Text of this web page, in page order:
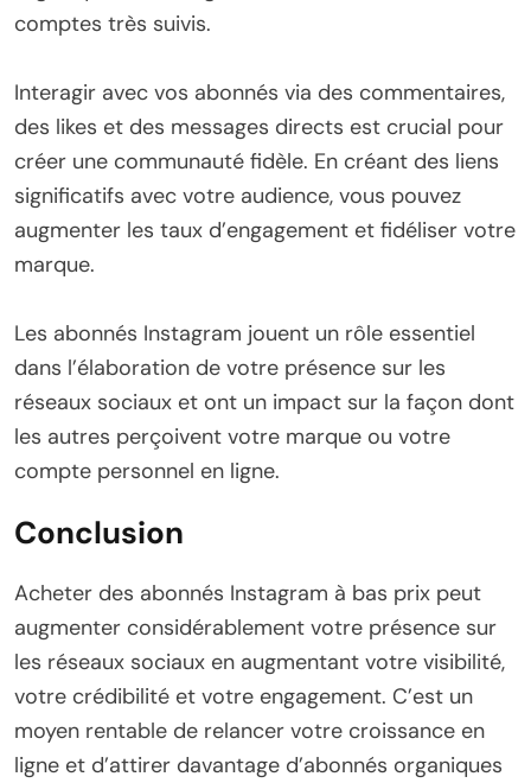
comptes très suivis.
Interagir avec vos abonnés via des commentaires,
des likes et des messages directs est crucial pour
créer une communauté fidèle. En créant des liens
significatifs avec votre audience, vous pouvez
augmenter les taux d’engagement et fidéliser votre
marque.
Les abonnés Instagram jouent un rôle essentiel
dans l’élaboration de votre présence sur les
réseaux sociaux et ont un impact sur la façon dont
les autres perçoivent votre marque ou votre
compte personnel en ligne.
Conclusion
Acheter des abonnés Instagram à bas prix peut
augmenter considérablement votre présence sur
les réseaux sociaux en augmentant votre visibilité,
votre crédibilité et votre engagement. C’est un
moyen rentable de relancer votre croissance en
ligne et d’attirer davantage d’abonnés organiques